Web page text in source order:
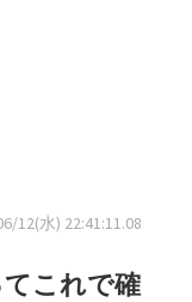
12(水) 22:41:11.08
これで確